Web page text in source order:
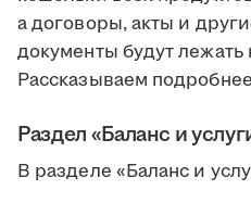
а договоры, акты и
документы будут лежать
Рассказываем
Раздел «Баланс и
В разделе «Баланс и